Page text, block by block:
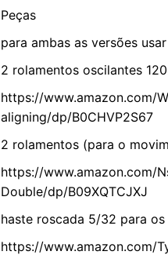
Peças
para ambas as versões
2 rolamentos oscilantes
https://www.amazon.com/
aligning/dp/B0CHVP2S67
2 rolamentos (para o
https://www.amazon.com/
Double/dp/B09XQTCJXJ
haste roscada 5/32 para
https://www.amazon.com/